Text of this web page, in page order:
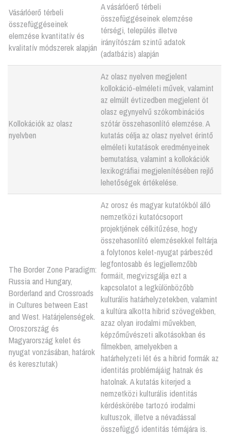
Vásárlóerő térbeli
összefüggéseinek
elemzése kvantitatív és
kvalitatív módszerek alapján
A vásárlóerő térbeli
összefüggéseinek elemzése
térségi, település illetve
irányítószám szintű adatok
(adatbázis) alapján
Kollokációk az olasz
nyelvben
Az olasz nyelven megjelent
kollokáció-elméleti művek, valamint
az elmúlt évtizedben megjelent öt
olasz egynyelvű szókombinációs
szótár összehasonlító elemzése. A
kutatás célja az olasz nyelvet érintő
elméleti kutatások eredményeinek
bemutatása, valamint a kollokációk
lexikográfiai megjelenítésében rejlő
lehetőségek értékelése.
The Border Zone Paradigm:
Russia and Hungary,
Borderland and Crossroads
in Cultures between East
and West. Határjelenségek.
Oroszország és
Magyarország kelet és
nyugat vonzásában, határok
és keresztutak)
Az orosz és magyar kutatókból álló
nemzetközi kutatócsoport
projektjének célkitűzése, hogy
összehasonlító elemzésekkel feltárja
a folytonos kelet-nyugat párbeszéd
legfontosabb és legjellemzőbb
formáit, megvizsgálja ezt a
kapcsolatot a legkülönbözőbb
kulturális határhelyzetekben, valamint
a kultúra alkotta hibrid szövegekben,
azaz olyan irodalmi művekben,
képzőművészeti alkotásokban és
filmekben, amelyekben a
határhelyzeti lét és a hibrid formák az
identitás problémájáig hatnak és
hatolnak. A kutatás kiterjed a
nemzetközi kulturális identitás
kérdéskörébe tartozó irodalmi
kultuszok, illetve a névadással
összefüggő identitás témájára is.